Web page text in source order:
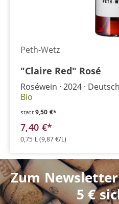
Peth-Wetz
"Claire Red" Rosé
Roséwein 2024
Bio
statt9,50 €*
7,40 €*
0,75 L(9,87 €/L)
Zum
5 €